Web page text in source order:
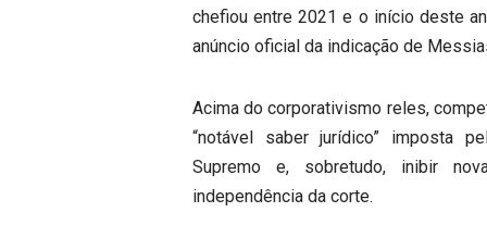
chefiou entre 2021 e o início deste
anúncio oficial da indicação de
Acima do corporativismo reles,
“notável saber jurídico” imposta
Supremo e, sobretudo, inibir
independência da corte.